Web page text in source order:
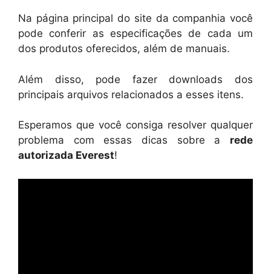
Na página principal do site da companhia você
pode conferir as especificações de cada um
dos produtos oferecidos, além de manuais.
Além disso, pode fazer downloads dos
principais arquivos relacionados a esses itens.
Esperamos que você consiga resolver qualquer
problema com essas dicas sobre a rede
autorizada Everest!